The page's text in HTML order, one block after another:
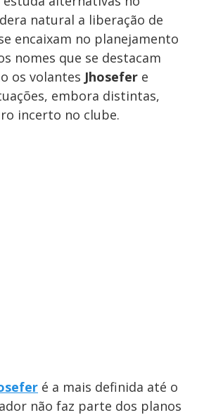
natural a liberação de
encaixam no planejamento
nomes que se destacam
os volantes Jhosefer e
embora distintas,
incerto no clube.
é a mais definida até o
não faz parte dos planos